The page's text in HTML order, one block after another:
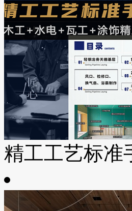
精工工艺标准